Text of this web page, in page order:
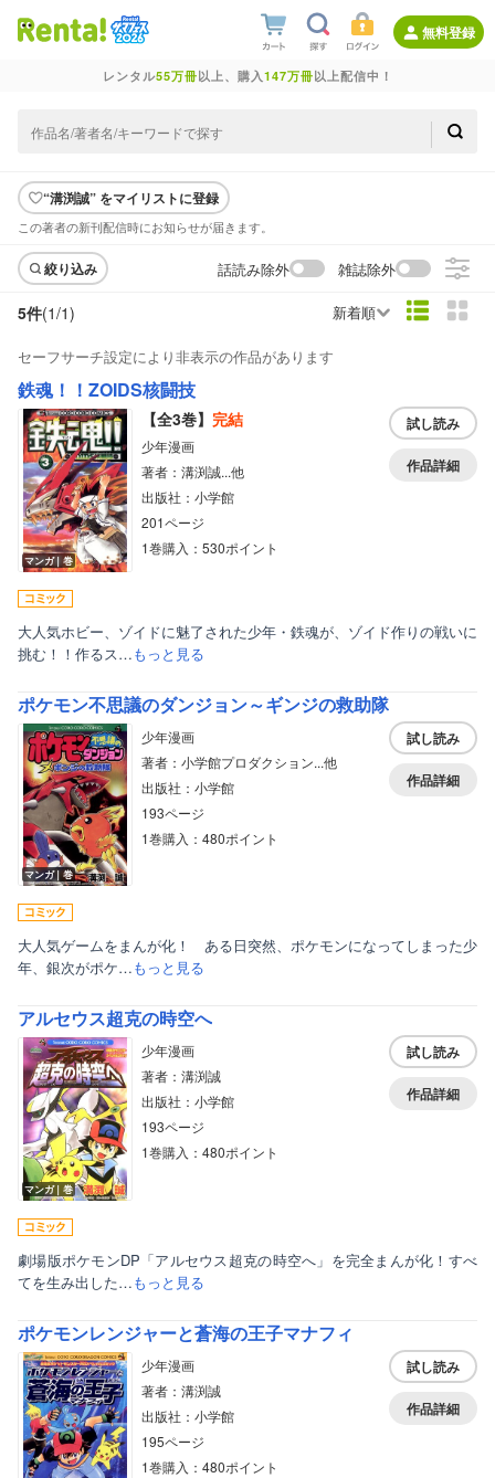
無料登録
レンタル55万冊以上、購入147万冊以上配信中！
“溝渕誠” をマイリストに登録
この著者の新刊配信時にお知らせが届きます。
絞り込み 話読み除外 雑誌除外
5件(1/1) 新着順
セーフサーチ設定により非表示の作品があります
鉄魂！！ZOIDS核闘技
マンガ｜巻
【全3巻】 完結
少年漫画
著者：溝渕誠...他
出版社：小学館
201ページ
1巻購入：530ポイント
試し読み
作品詳細
大人気ホビー、ゾイドに魅了された少年・鉄魂が、ゾイド作りの戦いに
挑む！！作るス…もっと見る
ポケモン不思議のダンジョン～ギンジの救助隊
マンガ｜巻
少年漫画
著者：小学館プロダクション...他
出版社：小学館
193ページ
1巻購入：480ポイント
試し読み
作品詳細
大人気ゲームをまんが化！ ある日突然、ポケモンになってしまった少
年、銀次がポケ…もっと見る
アルセウス超克の時空へ
マンガ｜巻
少年漫画
著者：溝渕誠
出版社：小学館
193ページ
1巻購入：480ポイント
試し読み
作品詳細
劇場版ポケモンDP「アルセウス超克の時空へ」を完全まんが化！すべ
てを生み出した…もっと見る
ポケモンレンジャーと蒼海の王子マナフィ
少年漫画
著者：溝渕誠
出版社：小学館
195ページ
1巻購入：480ポイント
試し読み
作品詳細
ティーンズラブ
美女・美少女
女性写真集